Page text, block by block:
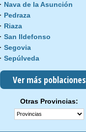
Nava de la Asunción
Pedraza
Riaza
San Ildefonso
Segovia
Sepúlveda
Ver más poblaciones
Otras Provincias: